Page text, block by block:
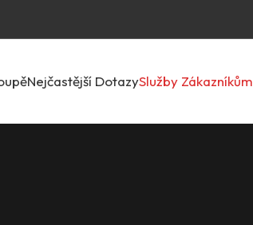
Nejčastější DotazySlužby Zákazníkům